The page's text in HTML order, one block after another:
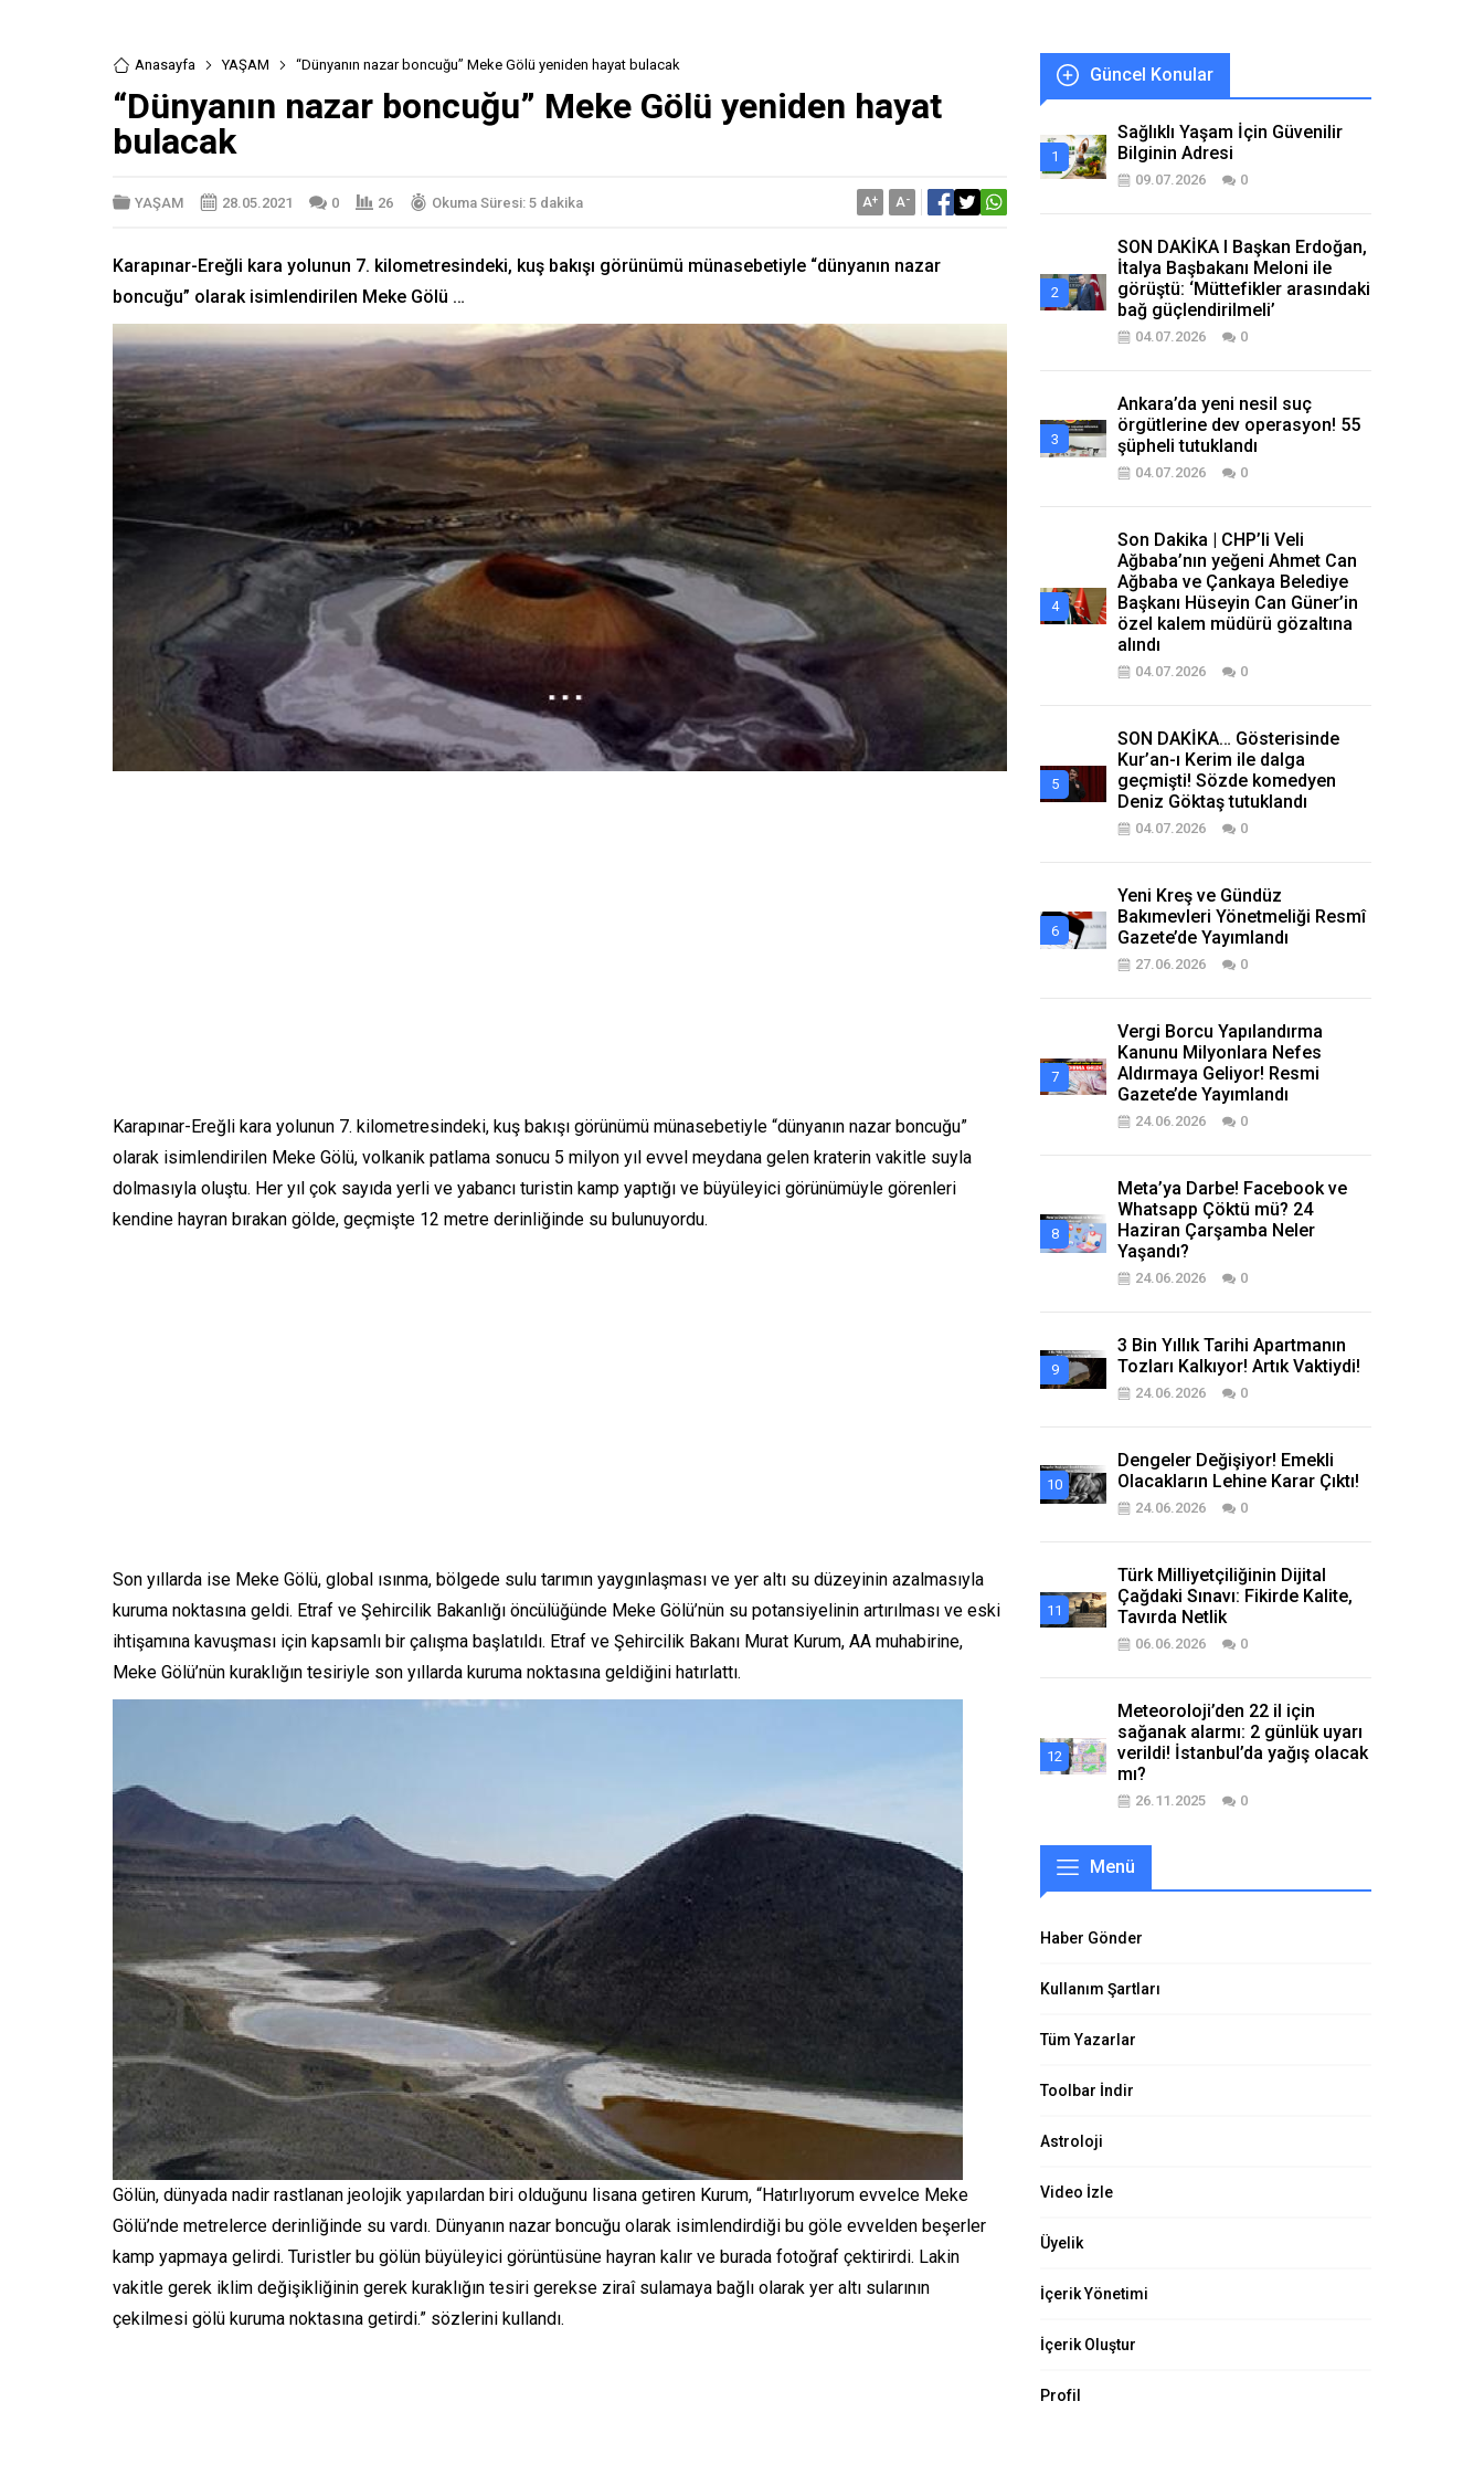
Anasayfa YAŞAM “Dünyanın nazar boncuğu” Meke Gölü yeniden hayat bulacak
“Dünyanın nazar boncuğu” Meke Gölü yeniden hayat
bulacak
YAŞAM 28.05.2021 0 26 Okuma Süresi: 5 dakika A+ A-
Karapınar-Ereğli kara yolunun 7. kilometresindeki, kuş bakışı görünümü münasebetiyle “dünyanın nazar
boncuğu” olarak isimlendirilen Meke Gölü …
Karapınar-Ereğli kara yolunun 7. kilometresindeki, kuş bakışı görünümü münasebetiyle “dünyanın nazar boncuğu”
olarak isimlendirilen Meke Gölü, volkanik patlama sonucu 5 milyon yıl evvel meydana gelen kraterin vakitle suyla
dolmasıyla oluştu. Her yıl çok sayıda yerli ve yabancı turistin kamp yaptığı ve büyüleyici görünümüyle görenleri
kendine hayran bırakan gölde, geçmişte 12 metre derinliğinde su bulunuyordu.
Son yıllarda ise Meke Gölü, global ısınma, bölgede sulu tarımın yaygınlaşması ve yer altı su düzeyinin azalmasıyla
kuruma noktasına geldi. Etraf ve Şehircilik Bakanlığı öncülüğünde Meke Gölü’nün su potansiyelinin artırılması ve eski
ihtişamına kavuşması için kapsamlı bir çalışma başlatıldı. Etraf ve Şehircilik Bakanı Murat Kurum, AA muhabirine,
Meke Gölü’nün kuraklığın tesiriyle son yıllarda kuruma noktasına geldiğini hatırlattı.
Gölün, dünyada nadir rastlanan jeolojik yapılardan biri olduğunu lisana getiren Kurum, “Hatırlıyorum evvelce Meke
Gölü’nde metrelerce derinliğinde su vardı. Dünyanın nazar boncuğu olarak isimlendirdiği bu göle evvelden beşerler
kamp yapmaya gelirdi. Turistler bu gölün büyüleyici görüntüsüne hayran kalır ve burada fotoğraf çektirirdi. Lakin
vakitle gerek iklim değişikliğinin gerek kuraklığın tesiri gerekse ziraî sulamaya bağlı olarak yer altı sularının
çekilmesi gölü kuruma noktasına getirdi.” sözlerini kullandı.
Güncel Konular
Sağlıklı Yaşam İçin Güvenilir
Bilginin Adresi
09.07.2026 0
SON DAKİKA I Başkan Erdoğan,
İtalya Başbakanı Meloni ile
görüştü: ‘Müttefikler arasındaki
bağ güçlendirilmeli’
04.07.2026 0
Ankara’da yeni nesil suç
örgütlerine dev operasyon! 55
şüpheli tutuklandı
04.07.2026 0
Son Dakika | CHP’li Veli
Ağbaba’nın yeğeni Ahmet Can
Ağbaba ve Çankaya Belediye
Başkanı Hüseyin Can Güner’in
özel kalem müdürü gözaltına
alındı
04.07.2026 0
SON DAKİKA… Gösterisinde
Kur’an-ı Kerim ile dalga
geçmişti! Sözde komedyen
Deniz Göktaş tutuklandı
04.07.2026 0
Yeni Kreş ve Gündüz
Bakımevleri Yönetmeliği Resmî
Gazete’de Yayımlandı
27.06.2026 0
Vergi Borcu Yapılandırma
Kanunu Milyonlara Nefes
Aldırmaya Geliyor! Resmi
Gazete’de Yayımlandı
24.06.2026 0
Meta’ya Darbe! Facebook ve
Whatsapp Çöktü mü? 24
Haziran Çarşamba Neler
Yaşandı?
24.06.2026 0
3 Bin Yıllık Tarihi Apartmanın
Tozları Kalkıyor! Artık Vaktiydi!
24.06.2026 0
Dengeler Değişiyor! Emekli
Olacakların Lehine Karar Çıktı!
24.06.2026 0
Türk Milliyetçiliğinin Dijital
Çağdaki Sınavı: Fikirde Kalite,
Tavırda Netlik
06.06.2026 0
Meteoroloji’den 22 il için
sağanak alarmı: 2 günlük uyarı
verildi! İstanbul’da yağış olacak
mı?
26.11.2025 0
Menü
Haber Gönder
Kullanım Şartları
Tüm Yazarlar
Toolbar İndir
Astroloji
Video İzle
Üyelik
İçerik Yönetimi
İçerik Oluştur
Profil